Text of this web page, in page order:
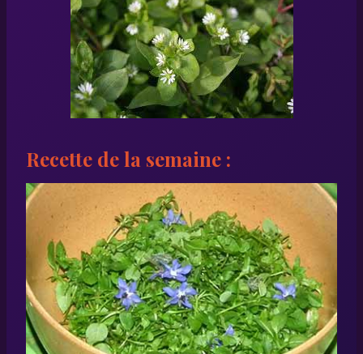
Recette de la semaine :